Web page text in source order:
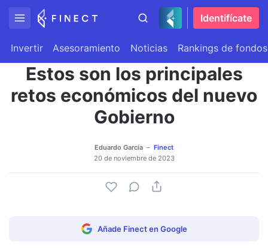
Identifícate
Invertir Asesoramiento Noticias Rankings de fondos
Estos son los principales
retos económicos del nuevo
Gobierno
Eduardo García
Finect
20 de noviembre de 2023
Añade Finect en Google